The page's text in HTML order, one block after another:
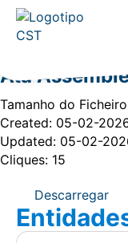
Ata
Tamanho do
Created: 05-02-
Updated: 05-02-
Cliques: 15
Descarregar